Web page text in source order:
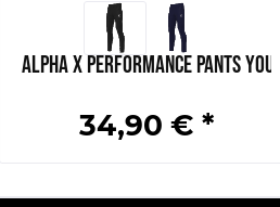
Alpha X Performance Pants Youth
34,90 € *